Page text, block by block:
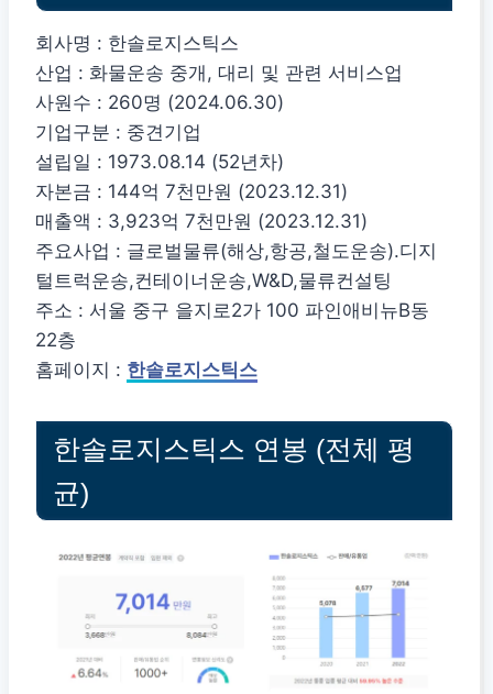
회사명 : 한솔로지스틱스
산업 : 화물운송 중개, 대리 및 관련 서비스업
사원수 : 260명 (2024.06.30)
기업구분 : 중견기업
설립일 : 1973.08.14 (52년차)
자본금 : 144억 7천만원 (2023.12.31)
매출액 : 3,923억 7천만원 (2023.12.31)
주요사업 : 글로벌물류(해상,항공,철도운송).디지
털트럭운송,컨테이너운송,W&D,물류컨설팅
주소 : 서울 중구 을지로2가 100 파인애비뉴B동
22층
홈페이지 : 한솔로지스틱스
한솔로지스틱스 연봉 (전체 평
균)